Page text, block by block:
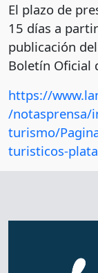
El plazo de
15 días a
publicación
Boletín Oficial
https://
/notasprensa/
turismo/
turisticos-